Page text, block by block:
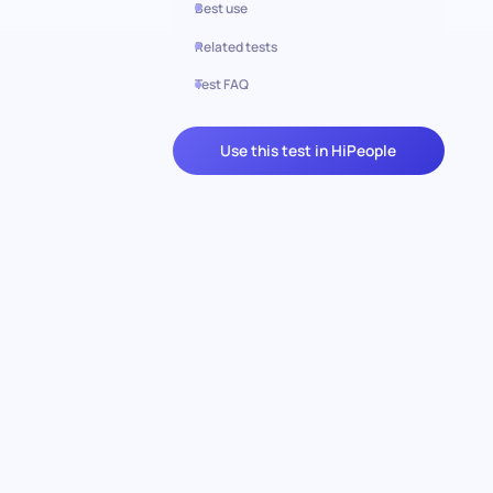
Best use
Related tests
Test FAQ
Use this test in HiPeople